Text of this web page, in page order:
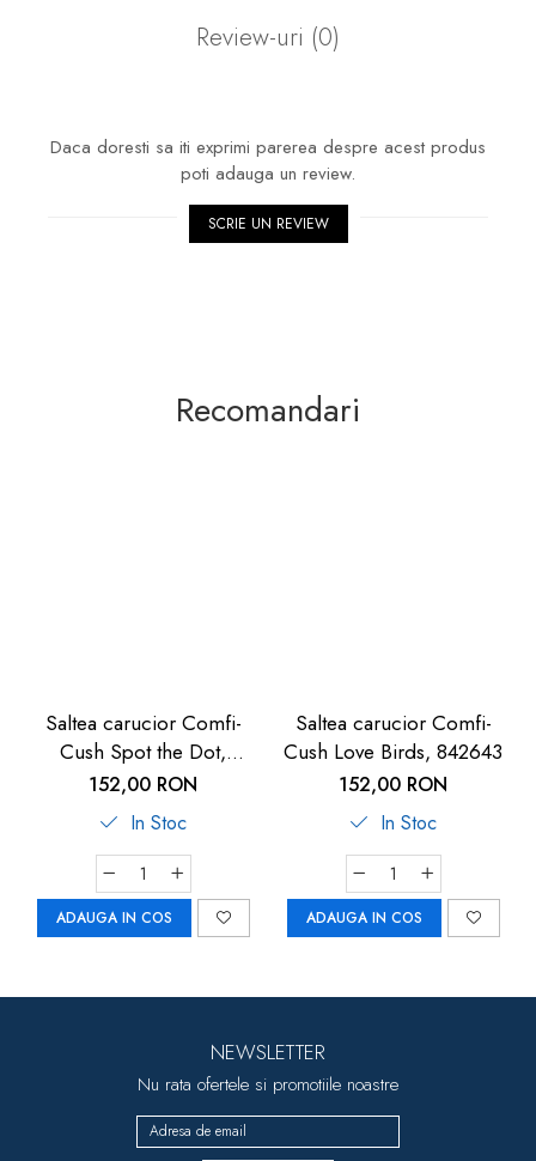
Review-uri (0)
Daca doresti sa iti exprimi parerea despre acest produs
poti adauga un review.
SCRIE UN REVIEW
Recomandari
Saltea carucior Comfi-
Cush Spot the Dot,
841127
152,00 RON
In Stoc
ADAUGA IN COS
Saltea carucior Comfi-
Cush Love Birds, 842643
152,00 RON
In Stoc
ADAUGA IN COS
NEWSLETTER
Nu rata ofertele si promotiile noastre